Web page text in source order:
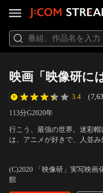
映画「映像研に
3.4 （
113分G2020年
行こう、最強の世界。迷彩
は、アニメが好きで、人並
は、413の部活動と72の研究
る、一言でいえばカオスな高
(C)2020 「映像研」実写映画
館